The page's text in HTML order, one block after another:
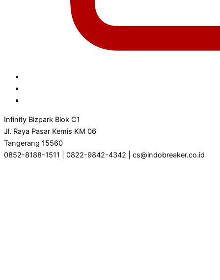
Infinity Bizpark Blok C1
Jl. Raya Pasar Kemis KM 06
Tangerang 15560
0852-8188-1511 | 0822-9842-4342 | cs@indobreaker.co.id